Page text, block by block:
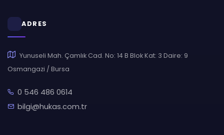
ADRES
Yunuseli Mah. Çamlık Cad. No: 14 B Blok Kat: 3 Daire: 9
Osmangazi / Bursa
0 546 486 0614
bilgi@hukas.com.tr